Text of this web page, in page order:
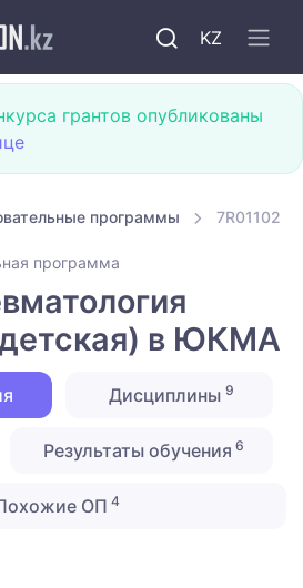
KZ
грантов опубликованы
программы 7R01102
программа
детская) в ЮКМА
Дисциплины 9
Результаты обучения 6
ОП 4